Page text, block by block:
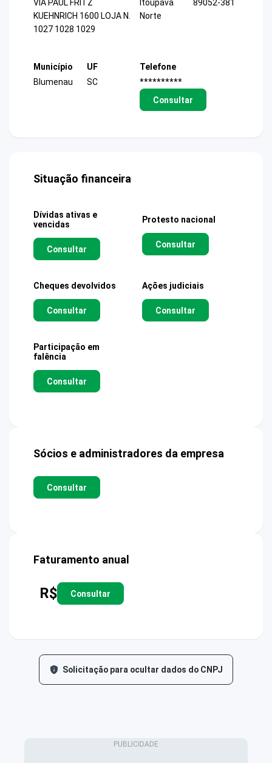
VIA PAUL FRITZ
KUEHNRICH 1600 LOJA N.
1027 1028 1029
Itoupava
Norte
89052-381
Município
Blumenau
UF
SC
Telefone
**********
Consultar
Situação financeira
Dívidas ativas e
vencidas
Consultar
Protesto nacional
Consultar
Cheques devolvidos
Consultar
Ações judiciais
Consultar
Participação em
falência
Consultar
Sócios e administradores da empresa
Consultar
Faturamento anual
R$ Consultar
Solicitação para ocultar dados do CNPJ